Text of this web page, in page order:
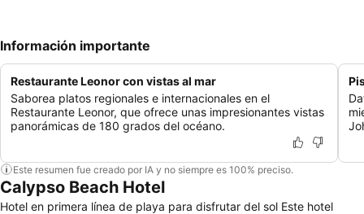
Información importante
Restaurante Leonor con vistas al mar
Saborea platos regionales e internacionales en el
Restaurante Leonor, que ofrece unas impresionantes vistas
panorámicas de 180 grados del océano.
Este resumen fue creado por IA y no siempre es 100% preciso.
Calypso Beach Hotel
Hotel en primera línea de playa para disfrutar del sol Este hotel